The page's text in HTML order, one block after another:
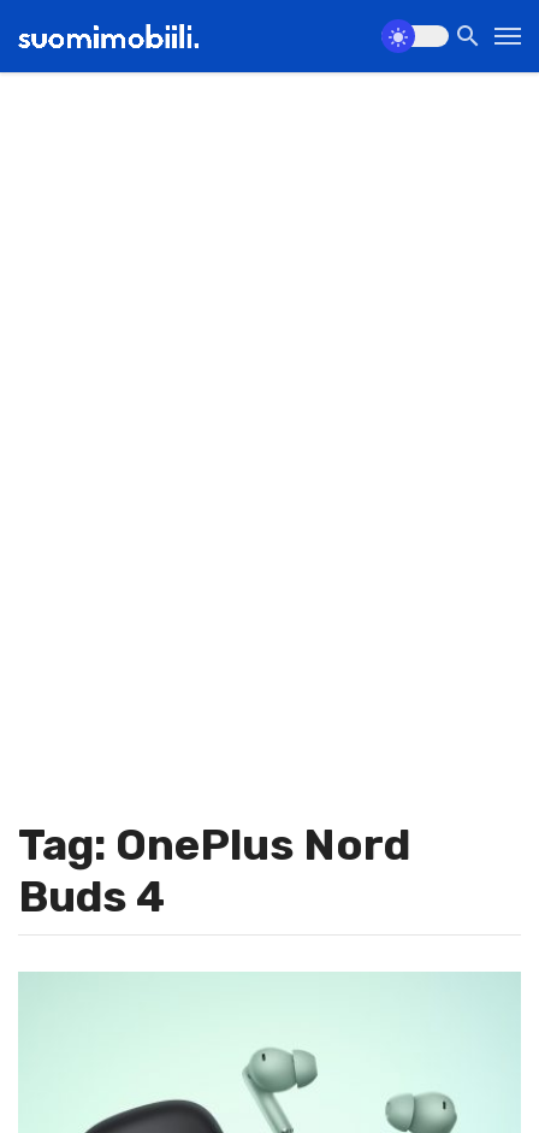
Tag: OnePlus Nord
Buds 4